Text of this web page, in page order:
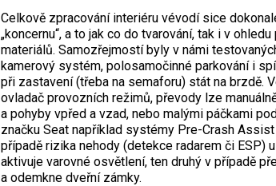
Celkově zpracování interiéru vévodí sice
„koncernu“, a to jak co do tvarování, tak i v
materiálů. Samozřejmostí byly v námi
kamerový systém, polosamočinné parkování i
při zastavení (třeba na semaforu) stát na brzdě.
ovladač provozních režimů, převody lze
a pohyby vpřed a vzad, nebo malými páčkami
značku Seat například systémy Pre-Crash
případě rizika nehody (detekce radarem či ESP)
aktivuje varovné osvětlení, ten druhý v případě
a odemkne dveřní zámky.